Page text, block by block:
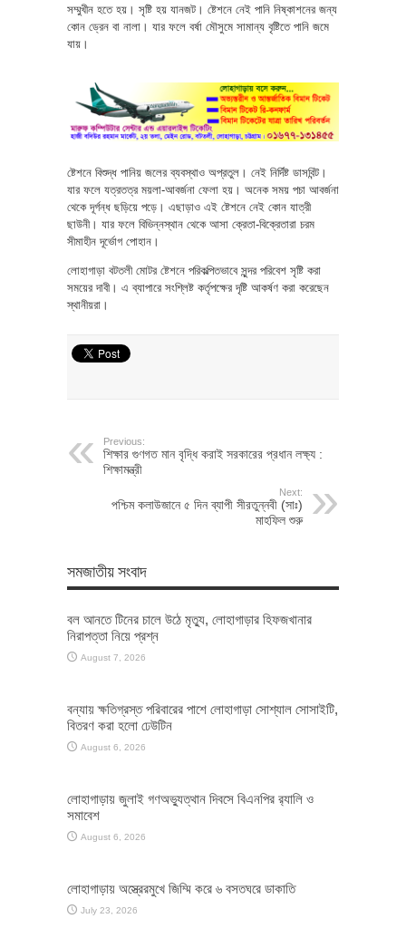
সম্মুখীন হতে হয়। সৃষ্টি হয় যানজট। ষ্টেশনে নেই পানি নিষ্কাশনের জন্য
কোন ড্রেন বা নালা। যার ফলে বর্ষা মৌসুমে সামান্য বৃষ্টিতে পানি জমে
যায়।
ষ্টেশনে বিশুদ্ধ পানিয় জলের ব্যবস্থাও অপ্রতুল। নেই নির্দিষ্ট ডাসবিন্ট।
যার ফলে যত্রতত্র ময়লা-আবর্জনা ফেলা হয়। অনেক সময় পচা আবর্জনা
থেকে দূর্গন্ধ ছড়িয়ে পড়ে। এছাড়াও এই ষ্টেশনে নেই কোন যাত্রী
ছাউনী। যার ফলে বিভিন্নস্থান থেকে আসা ক্রেতা-বিক্রেতারা চরম
সীমাহীন দূর্ভোগ পোহান।
লোহাগাড়া বটতলী মোটর ষ্টেশনে পরিকল্পিতভাবে সুন্দর পরিবেশ সৃষ্টি করা
সময়ের দাবী। এ ব্যাপারে সংশ্লিষ্ট কর্তৃপক্ষের দৃষ্টি আকর্ষণ করা করেছেন
স্থানীয়রা।
Previous:
শিক্ষার গুণগত মান বৃদ্ধি করাই সরকারের প্রধান লক্ষ্য :
শিক্ষামন্ত্রী
Next:
পশ্চিম কলাউজানে ৫ দিন ব্যাপী সীরতুন্নবী (সাঃ)
মাহফিল শুরু
সমজাতীয় সংবাদ
বল আনতে টিনের চালে উঠে মৃত্যু, লোহাগাড়ার হিফজখানার
নিরাপত্তা নিয়ে প্রশ্ন
August 7, 2026
বন্যায় ক্ষতিগ্রস্ত পরিবারের পাশে লোহাগাড়া সোশ্যাল সোসাইটি,
বিতরণ করা হলো ঢেউটিন
August 6, 2026
লোহাগাড়ায় জুলাই গণঅভ্যুত্থান দিবসে বিএনপির র‌্যালি ও
সমাবেশ
August 6, 2026
লোহাগাড়ায় অস্ত্রেরমুখে জিম্মি করে ৬ বসতঘরে ডাকাতি
July 23, 2026